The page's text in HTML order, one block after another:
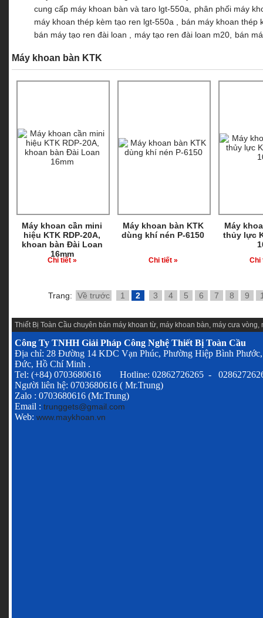
cung cấp máy khoan bàn và taro lgt-550a,
phân phối máy
máy khoan thép kèm tạo ren lgt-550a ,
bán máy khoan thép
bán máy tạo ren đài loan ,
máy tạo ren đài loan m20, bán
Máy khoan bàn KTK
Máy khoan cần mini
hiệu KTK RDP-20A,
khoan bàn Đài Loan
16mm
Chi tiết »
Máy khoan bàn KTK
dùng khí nén P-6150
Chi tiết »
Máy
thủy lực
Chi
Trang: Về trước 1 2 3 4 5 6 7 8 9
Thiết Bị Toàn Cầu chuyên bán máy khoan từ, máy khoan bàn, máy cưa vòng,
Công Ty TNHH Giải Pháp Công Nghệ Thiết Bị Toàn Cầu
Địa chỉ: 28 Đường 14 KDC Vạn Phúc, Phường Hiệp Bình
Đức, Hồ Chí Minh .
Tel: (+84) 0703680616 Hotline: 02862726265 -
Người liên hệ: 0703680616 ( Mr.Trung)
Zalo : 0703680616 (Mr.Trung)
Email : trunggets@gmail.com
Web: www.maykhoan.vn